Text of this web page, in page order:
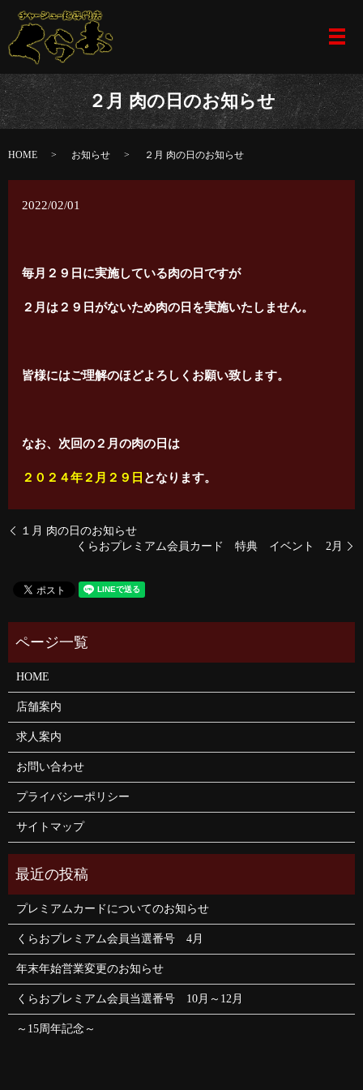
メ
２月 肉の日のお知らせ
HOME お知らせ ２月 肉の日のお知らせ
2022/02/01
毎月２９日に実施している肉の日ですが
２月は２９日がないため肉の日を実施いたしません。
皆様にはご理解のほどよろしくお願い致します。
なお、次回の２月の肉の日は
２０２４年２月２９日 となります。
１月 肉の日のお知らせ
くらおプレミアム会員カード 特典 イベント 2月
HOME
店舗案内
求人案内
お問い合わせ
プライバシーポリシー
サイトマップ
プレミアムカードについてのお知らせ
くらおプレミアム会員当選番号 4月
年末年始営業変更のお知らせ
くらおプレミアム会員当選番号 10月～12月
～15周年記念～